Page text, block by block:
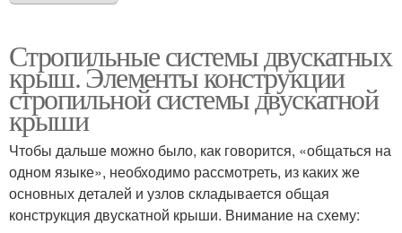
Стропильные системы двускатных
крыш. Элементы конструкции
стропильной системы двускатной
крыши
Чтобы дальше можно было, как говорится, «общаться на
одном языке», необходимо рассмотреть, из каких же
основных деталей и узлов складывается общая
конструкция двускатной крыши. Внимание на схему: